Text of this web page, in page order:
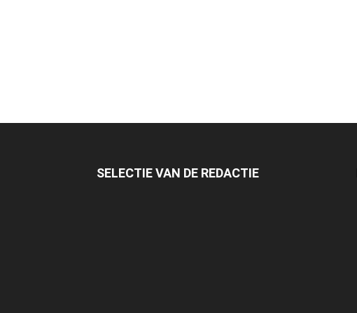
SELECTIE VAN DE REDACTIE